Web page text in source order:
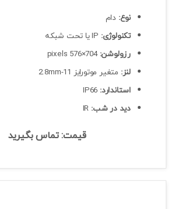
نوع: دام
تکنولوژی:
رزولوشن: 704×576 pixels
لنز: متغیر موتورایز 11-2.8mm
استاندارد: IP66
دید در شب: IR
قیمت: تماس بگیرید